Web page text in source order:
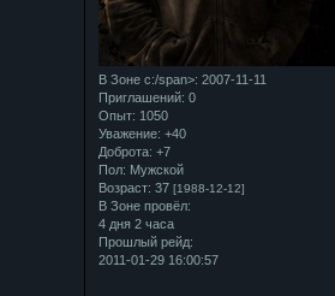
В Зоне с:/span>: 2007-11-11
Приглашений: 0
Опыт: 1050
Уважение: +40
Доброта: +7
Пол: Мужской
Возраст: 37 [1988-12-12]
В Зоне провёл:
4 дня 2 часа
Прошлый рейд:
2011-01-29 16:00:57